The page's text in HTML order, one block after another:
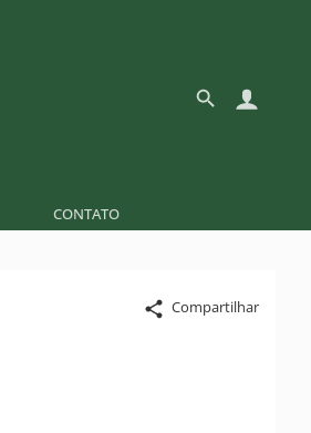
CONTATO
Compartilhar